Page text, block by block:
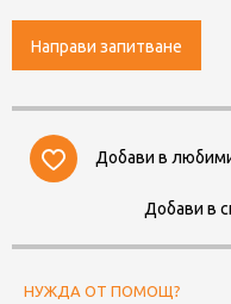
Направи запитване
Добави в
Добави в
НУЖДА ОТ ПОМОЩ?